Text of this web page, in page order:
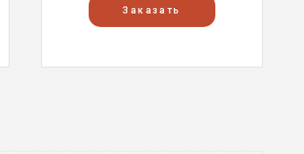
Заказать